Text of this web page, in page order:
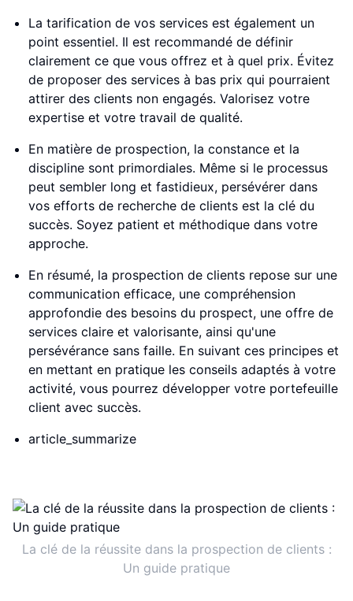
La tarification de vos services est également un
point essentiel. Il est recommandé de définir
clairement ce que vous offrez et à quel prix. Évitez
de proposer des services à bas prix qui pourraient
attirer des clients non engagés. Valorisez votre
expertise et votre travail de qualité.
En matière de prospection, la constance et la
discipline sont primordiales. Même si le processus
peut sembler long et fastidieux, persévérer dans
vos efforts de recherche de clients est la clé du
succès. Soyez patient et méthodique dans votre
approche.
En résumé, la prospection de clients repose sur une
communication efficace, une compréhension
approfondie des besoins du prospect, une offre de
services claire et valorisante, ainsi qu'une
persévérance sans faille. En suivant ces principes et
en mettant en pratique les conseils adaptés à votre
activité, vous pourrez développer votre portefeuille
client avec succès.
article_summarize
La clé de la réussite dans la prospection de clients :
Un guide pratique